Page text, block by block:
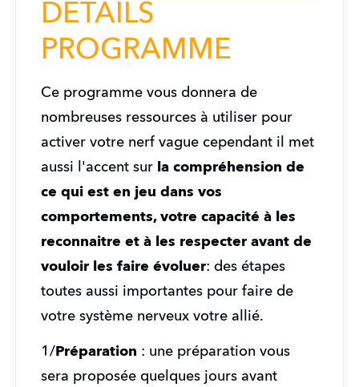
DETAILS
PROGRAMME
Ce programme vous donnera de
nombreuses ressources à utiliser pour
activer votre nerf vague cependant il met
aussi l'accent sur la compréhension de
ce qui est en jeu dans vos
comportements, votre capacité à les
reconnaitre et à les respecter avant de
vouloir les faire évoluer: des étapes
toutes aussi importantes pour faire de
votre système nerveux votre allié.
1/Préparation : une préparation vous
sera proposée quelques jours avant